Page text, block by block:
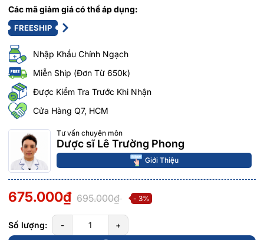
Các mã giảm giá có thể áp dụng:
FREESHIP
Nhập Khẩu Chính Ngạch
Miễn Ship (Đơn Từ 650k)
Được Kiểm Tra Trước Khi Nhận
Cửa Hàng Q7, HCM
Tư vấn chuyên môn
Dược sĩ Lê Trường Phong
Giới Thiệu
675.000₫ 695.000₫ - 3%
Số lượng: - +